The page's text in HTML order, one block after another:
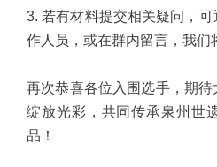
3. 若有材料提交相关疑问，
作人员，或在群内留言，我们
再次恭喜各位入围选手，期
绽放光彩，共同传承泉州世
品！